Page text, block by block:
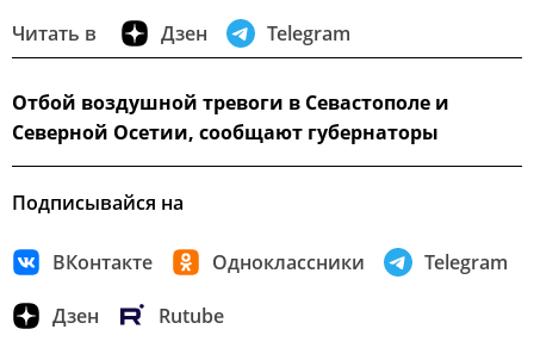
Читать в Дзен Telegram
Отбой воздушной тревоги в Севастополе и
Северной Осетии, сообщают губернаторы
Подписывайся на
ВКонтакте Одноклассники Telegram
Дзен Rutube